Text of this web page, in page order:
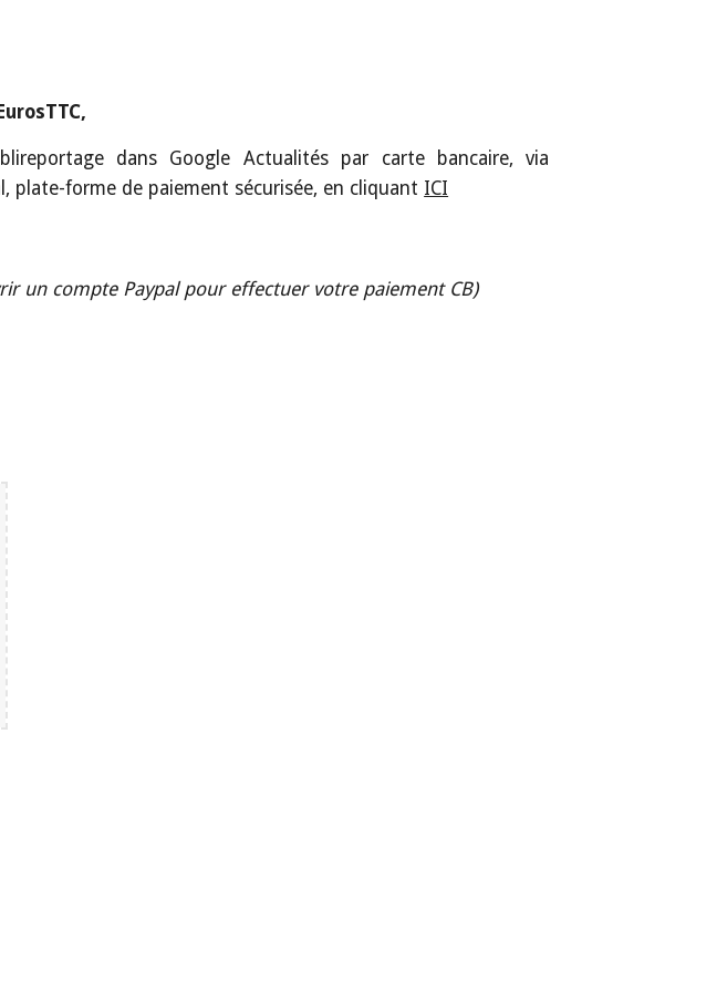
dans Google Actualités par carte bancaire, via
plate-forme de paiement sécurisée, en cliquant ICI
un compte Paypal pour effectuer votre paiement CB)